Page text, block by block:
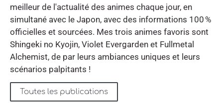
meilleur de l'actualité des animes chaque jour, en
simultané avec le Japon, avec des informations 100 %
officielles et sourcées. Mes trois animes favoris sont
Shingeki no Kyojin, Violet Evergarden et Fullmetal
Alchemist, de par leurs ambiances uniques et leurs
scénarios palpitants !
Toutes les publications